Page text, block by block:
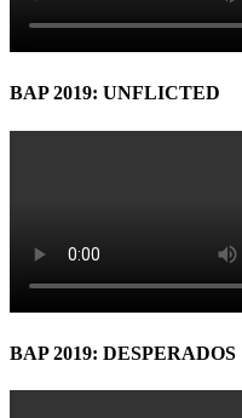
BAP 2019: UNFLICTED
BAP 2019: DESPERADOS